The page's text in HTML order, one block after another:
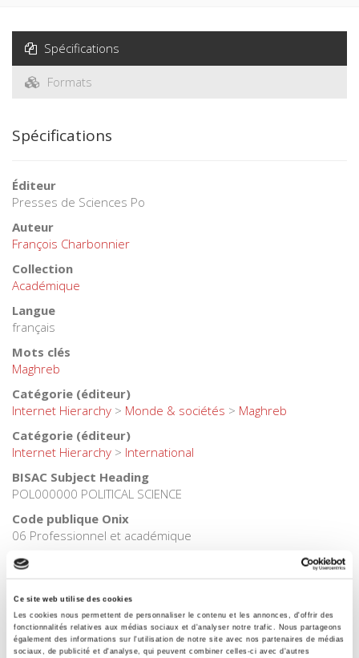
Ce site web utilise des cookies
Les cookies nous permettent de personnaliser le contenu et les annonces, d'offrir des
fonctionnalités relatives aux médias sociaux et d'analyser notre trafic. Nous partageons
également des informations sur l'utilisation de notre site avec nos partenaires de médias
sociaux, de publicité et d'analyse, qui peuvent combiner celles-ci avec d'autres
Spécifications
Formats
Spécifications
Éditeur
Presses de Sciences Po
Auteur
François Charbonnier
Collection
Académique
Langue
français
Mots clés
Maghreb
Catégorie (éditeur)
Internet Hierarchy > Monde & sociétés > Maghreb
Catégorie (éditeur)
Internet Hierarchy > International
BISAC Subject Heading
POL000000 POLITICAL SCIENCE
Code publique Onix
06 Professionnel et académique
CLIL (Version 2013-2019 )
3283 SCIENCES POLITIQUES
Date de première publication du titre
1964
Code Identifiant de classement sujet